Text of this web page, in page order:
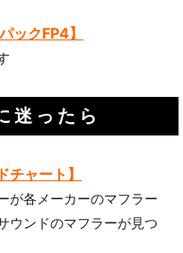
ックFP4】
迷ったら
チャート】
が各メーカーのマフラー
ウンドのマフラーが見つ